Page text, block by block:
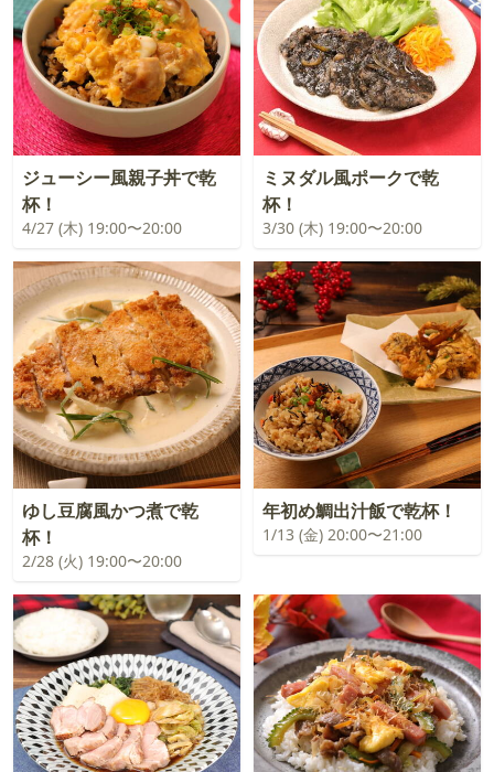
ジューシー風親子丼で乾
杯！
4/27 (木) 19:00〜20:00
ミヌダル風ポークで乾
杯！
3/30 (木) 19:00〜20:00
ゆし豆腐風かつ煮で乾
杯！
2/28 (火) 19:00〜20:00
年初め鯛出汁飯で乾杯！
1/13 (金) 20:00〜21:00